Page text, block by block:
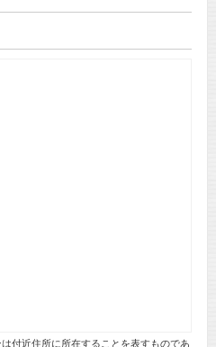
付近住所に所在することを表すものであ